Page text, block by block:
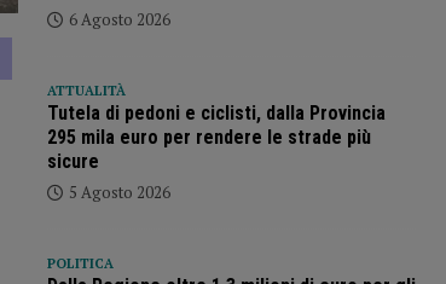
6 Agosto 2026
ATTUALITÀ
Tutela di pedoni e ciclisti, dalla Provincia
295 mila euro per rendere le strade più
sicure
5 Agosto 2026
POLITICA